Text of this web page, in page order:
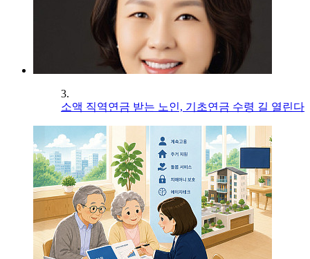
3.
소액 직역연금 받는 노인, 기초연금 수령 길 열린다